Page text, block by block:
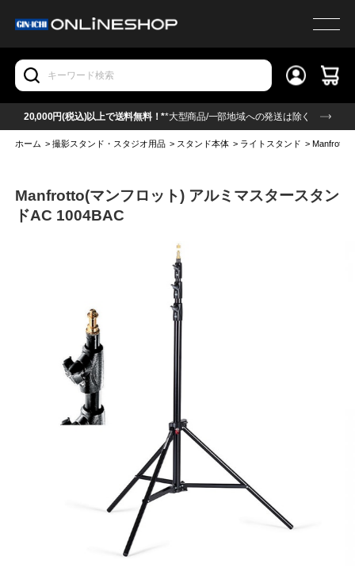
20,000円(税込)以上で送料無料！**大型商品/一部地域への発送は除く
ホーム >撮影スタンド・スタジオ用品 > スタンド本体 > ライトスタンド >Manfrotto(
Manfrotto(マンフロット) アルミマスタースタン
ドAC 1004BAC